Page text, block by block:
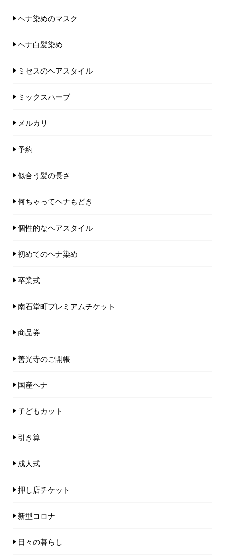
ヘナ染めのマスク
ヘナ白髪染め
ミセスのヘアスタイル
ミックスハーブ
メルカリ
予約
似合う髪の長さ
何ちゃってヘナもどき
個性的なヘアスタイル
初めてのヘナ染め
卒業式
南石堂町プレミアムチケット
商品券
善光寺のご開帳
国産ヘナ
子どもカット
引き算
成人式
押し店チケット
新型コロナ
日々の暮らし